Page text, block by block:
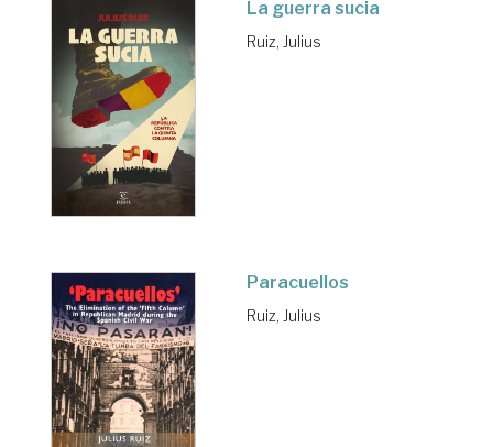
La guerra sucia
Ruiz, Julius
Paracuellos
Ruiz, Julius